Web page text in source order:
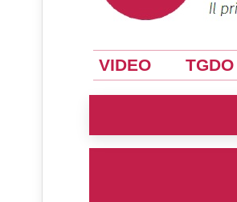
VIDEO TGDO